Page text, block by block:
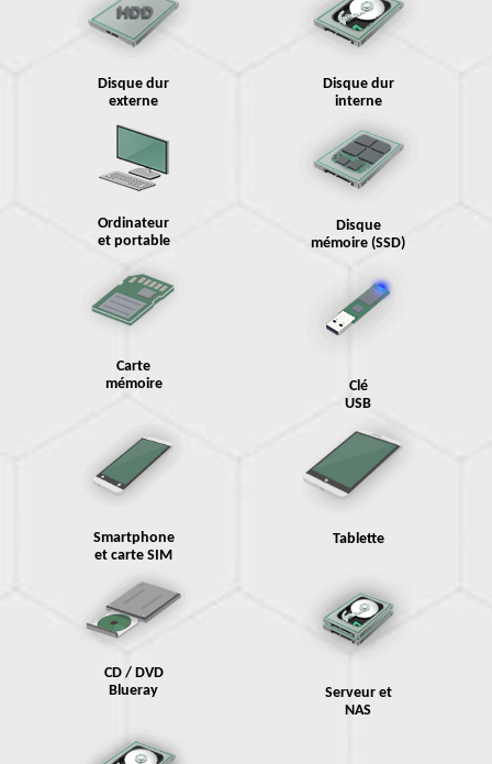
Disque dur
externe
Disque dur
interne
Ordinateur
et portable
Disque
mémoire (SSD)
Carte
mémoire
Clé
USB
Smartphone
et carte SIM
Tablette
CD / DVD
Blueray
Serveur et
NAS